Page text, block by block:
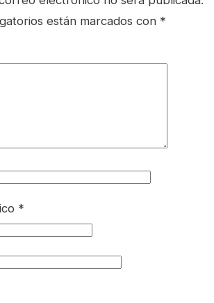
están marcados con *
*